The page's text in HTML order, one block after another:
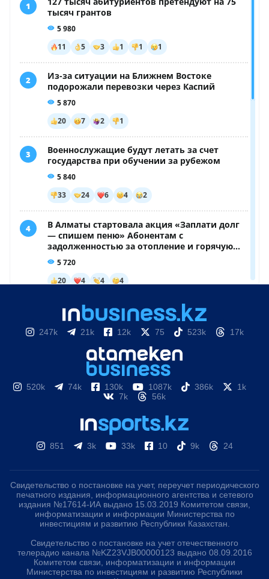
247k 21k 12k 75 523k 17k
520k 74k 130k 1087k 386k
1k
7k
56k
851 3k 33k 10 9k 24
Свидетельство о постановке на учет, переучет периодического
печатного издания, информационного агентства и сетевого
издания №17614-ИА выдано 15.03.2019 Комитетом связи,
информатизации и информации Министерства по
инвестициям и развитию Республики Казахстан.
Свидетельство о постановке на учет отечественного
телерадио канала №KZ23VJB00000123 выдано 08.09.2016
Комитетом связи, информатизации и информации
Министерства по инвестициям и развитию Республики